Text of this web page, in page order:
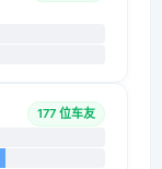
177 位车友